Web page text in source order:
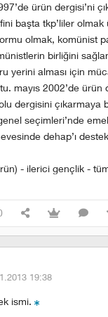
ürün dergisi’ni
başta tkp’liler olmak
olmak, komünist
birliğini
yerini alması için
mayıs 2002’de ürün
dergisini çıkarmaya
seçimleri’nde
dehap’ı
- ilerici gençlik -
19:38
ismi.